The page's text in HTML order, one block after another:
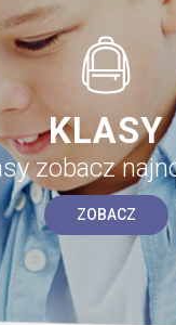
KLASY
zobacz
ZOBACZ